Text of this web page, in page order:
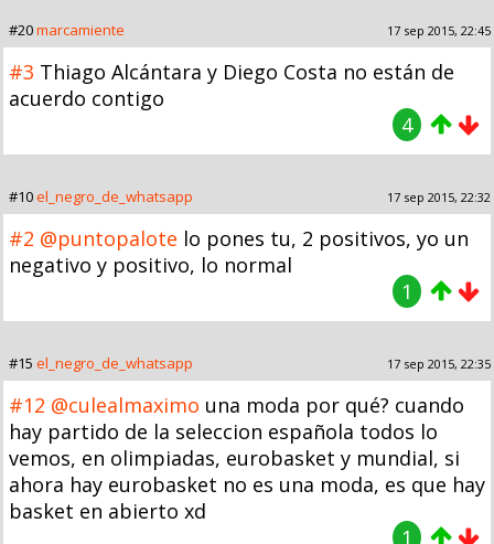
#20marcamiente 17 sep 2015, 22:45
#3 Thiago Alcántara y Diego Costa no están de
acuerdo contigo
4
#10el_negro_de_whatsapp 17 sep 2015, 22:32
#2 @puntopalote lo pones tu, 2 positivos, yo un
negativo y positivo, lo normal
1
#15 el_negro_de_whatsapp 17 sep 2015, 22:35
#12 @culealmaximo una moda por qué? cuando
hay partido de la seleccion española todos lo
vemos, en olimpiadas, eurobasket y mundial, si
ahora hay eurobasket no es una moda, es que hay
basket en abierto xd
1